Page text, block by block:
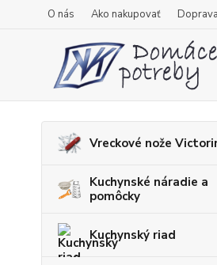
O nás Ako nakupovať
Vreckové nože
Kuchynské náradie a
pomôcky
Kuchynský riad